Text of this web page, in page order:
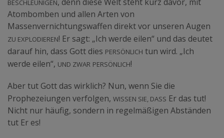
Atombomben und allen Arten von
Massenvernichtungswaffen direkt vor unseren Augen
zu explodieren! Er sagt: „Ich werde eilen“ und das deutet
darauf hin, dass Gott dies persönlich tun wird. „Ich
werde eilen“, und zwar persönlich!
Aber tut Gott das wirklich? Nun, wenn Sie die
Prophezeiungen verfolgen, wissen Sie, dass Er das tut!
Nicht nur häufig, sondern in regelmäßigen Abständen
tut Er es!